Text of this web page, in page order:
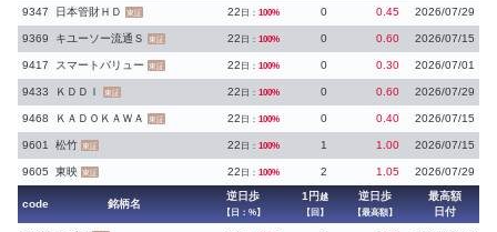
9347 日本管財ＨＤ 東証 22 日： 100% 0 0.45 2026/07/29
9369 キユーソー流通Ｓ 東証 22 日： 100% 0 0.60 2026/07/15
9417 スマートバリュー 東証 22 日： 100% 0 0.30 2026/07/01
9433 ＫＤＤＩ 東証 22 日： 100% 0 0.60 2026/07/29
9468 ＫＡＤＯＫＡＷＡ 東証 22 日： 100% 0 0.40 2026/07/15
9601 松竹 東証 22 日： 100% 1 1.00 2026/07/15
9605 東映 東証 22 日： 100% 2 1.05 2026/07/29
code 銘柄名
逆日歩
【日：%】
1円 越
【回】
逆日歩
【最高額】
最高額
日付